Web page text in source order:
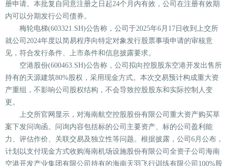
册申请。本批复自同意注册之日起24个月内有效，公司在注册有效期
内可以分期发行公司债券。
梅轮电梯(603321.SH)公告称，公司于2025年6月17日收到上交所
就公司2024年度以简易程序向特定对象发行股票事项申请的审核意
见，符合发行条件、上市条件和信息披露要求。
空港股份(600463.SH)公告称，公司拟向控股股东空港开发出售所
持有的天源建筑80%股权，采用现金方式。本次交易预计构成重大资
产重组，不影响公司股权结构，不会导致控股股东和实际控制人变
更。
上交所官网显示，对海南航空控股股份有限公司重大资产购买草
案下发问询函。问询内容包括标的公司主要资产、标的公司盈利能
力、评估作价、关联交易及独立性等问题。根据披露，公司6月公布，
计划以支付现金方式收购海南机场设施股份有限公司全资子公司海南
空港开发产业集团有限公司持有的海南天羽飞行训练有限公司100%股